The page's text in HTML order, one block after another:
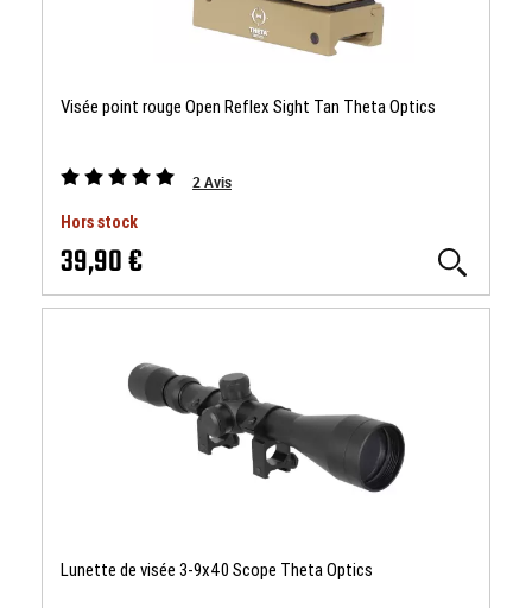
Visée point rouge Open Reflex Sight Tan Theta Optics
2Avis
Hors stock
39,90 €
Lunette de visée 3-9x40 Scope Theta Optics